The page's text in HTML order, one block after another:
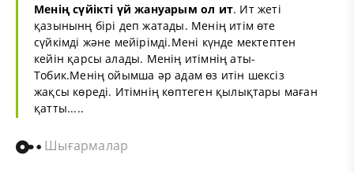
Менің сүйікті үй жануарым ол ит. Итжеті
қазынынң бірі деп жатады. Менің итім өте
сүйкімді және мейірімді.Мені күнде мектептен
кейін қарсы алады. Менің итімнің аты-
Тобик.Менің ойымша әр адам өз итін шексіз
жақсы көреді. Итімнің көптеген қылықтары маған
қатты.....
Шығармалар